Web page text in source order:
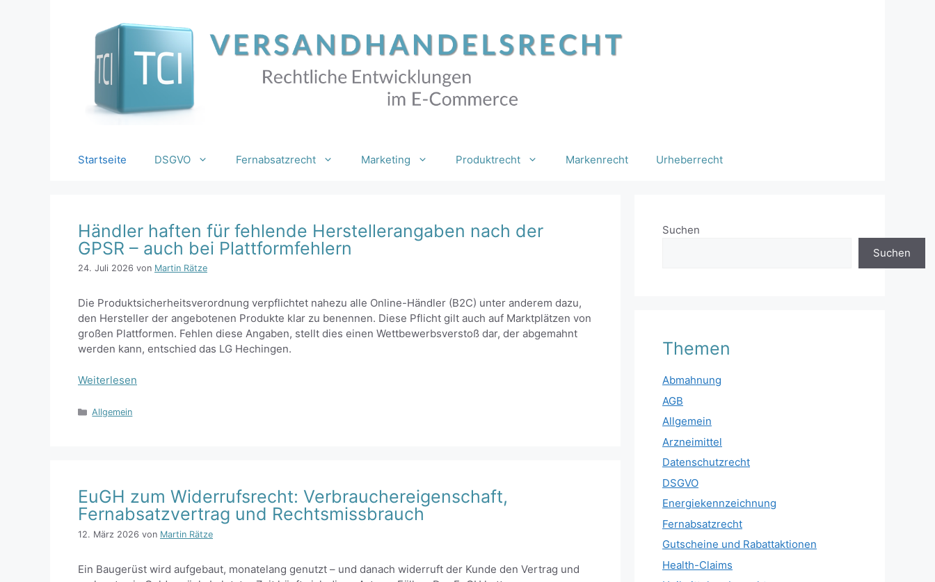
Startseite DSGVO Fernabsatzrecht Marketing Produktrecht Markenrecht Urheberrecht
Händler haften für fehlende Herstellerangaben nach der
GPSR – auch bei Plattformfehlern
24. Juli 2026 von Martin Rätze
Die Produktsicherheitsverordnung verpflichtet nahezu alle Online-Händler (B2C) unter anderem dazu,
den Hersteller der angebotenen Produkte klar zu benennen. Diese Pflicht gilt auch auf Marktplätzen von
großen Plattformen. Fehlen diese Angaben, stellt dies einen Wettbewerbsverstoß dar, der abgemahnt
werden kann, entschied das LG Hechingen.
Weiterlesen
Kategorien
Allgemein
EuGH zum Widerrufsrecht: Verbrauchereigenschaft,
Fernabsatzvertrag und Rechtsmissbrauch
12. März 2026 von Martin Rätze
Ein Baugerüst wird aufgebaut, monatelang genutzt – und danach widerruft der Kunde den Vertrag und
Suchen
Suchen
Themen
Abmahnung
AGB
Allgemein
Arzneimittel
Datenschutzrecht
DSGVO
Energiekennzeichnung
Fernabsatzrecht
Gutscheine und Rabattaktionen
Health-Claims